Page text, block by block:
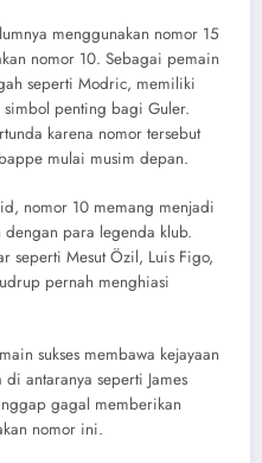
menggunakan nomor 15
nomor 10. Sebagai pemain
seperti Modric, memiliki
penting bagi Guler.
karena nomor tersebut
mulai musim depan.
nomor 10 memang menjadi
dengan para legenda klub.
seperti Mesut Özil, Luis Figo,
pernah menghiasi
sukses membawa kejayaan
antaranya seperti James
gagal memberikan
nomor ini.